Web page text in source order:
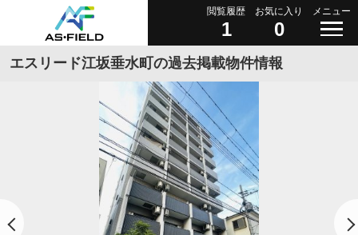
閲覧履歴
1
お気に入り
0
メニュー
エスリード江坂垂水町の過去掲載物件情報